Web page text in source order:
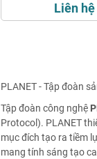
Liên hệ
PLANET - Tập đoàn
Tập đoàn công nghệ
Protocol). PLANET
mục đích tạo ra tiềm
mang tính sáng tạo